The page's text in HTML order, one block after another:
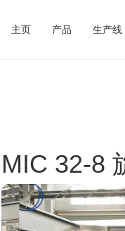
主页 产品 生产线
MIC 32-8